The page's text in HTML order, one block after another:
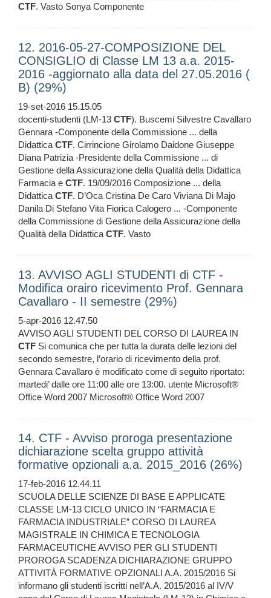
CTF. Vasto Sonya Componente
12. 2016-05-27-COMPOSIZIONE DEL
CONSIGLIO di Classe LM 13 a.a. 2015-
2016 -aggiornato alla data del 27.05.2016 (
B) (29%)
19-set-2016 15.15.05
docenti-studenti (LM-13 CTF). Buscemi Silvestre Cavallaro
Gennara -Componente della Commissione ... della
DidatticaCTF. Cirrincione Girolamo Daidone Giuseppe
Diana Patrizia -Presidente della Commissione ... di
Gestione della Assicurazione della Qualità della Didattica
Farmacia e CTF. 19/09/2016 Composizione ... della
DidatticaCTF. D’Oca Cristina De Caro Viviana Di Majo
Danila Di Stefano Vita Fiorica Calogero ... -Componente
della Commissione di Gestione della Assicurazione della
Qualità della DidatticaCTF. Vasto
13. AVVISO AGLI STUDENTI di CTF -
Modifica orairo ricevimento Prof. Gennara
Cavallaro - II semestre (29%)
5-apr-2016 12.47.50
AVVISO AGLI STUDENTI DEL CORSO DI LAUREA IN
CTF Si comunica che per tutta la durata delle lezioni del
secondo semestre, l’orario di ricevimento della prof.
Gennara Cavallaro è modificato come di seguito riportato:
martedi’ dalle ore 11:00 alle ore 13:00. utente Microsoft®
Office Word 2007 Microsoft® Office Word 2007
14. CTF - Avviso proroga presentazione
dichiarazione scelta gruppo attività
formative opzionali a.a. 2015_2016 (26%)
17-feb-2016 12.44.11
SCUOLA DELLE SCIENZE DI BASE E APPLICATE
CLASSE LM-13 CICLO UNICO IN “FARMACIA E
FARMACIA INDUSTRIALE” CORSO DI LAUREA
MAGISTRALE IN CHIMICA E TECNOLOGIA
FARMACEUTICHE AVVISO PER GLI STUDENTI
PROROGA SCADENZA DICHIARAZIONE GRUPPO
ATTIVITÀ FORMATIVE OPZIONALI A.A. 2015/2016 Si
informano gli studenti iscritti nell’A.A. 2015/2016 al IV/V